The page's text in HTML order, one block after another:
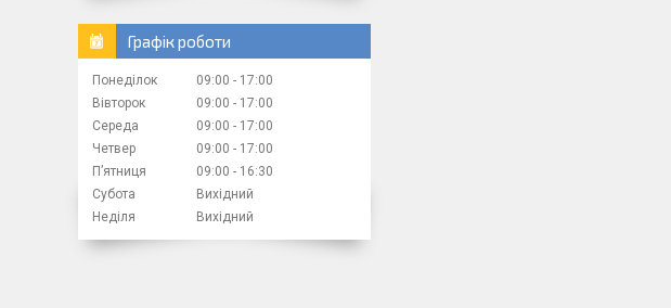
Графік роботи
Понеділок 09:00
17:00
Вівторок
09:00
17:00
Середа
09:00
17:00
Четвер
09:00
17:00
Пʼятниця
09:00
16:30
Субота
Вихідний
Неділя
Вихідний